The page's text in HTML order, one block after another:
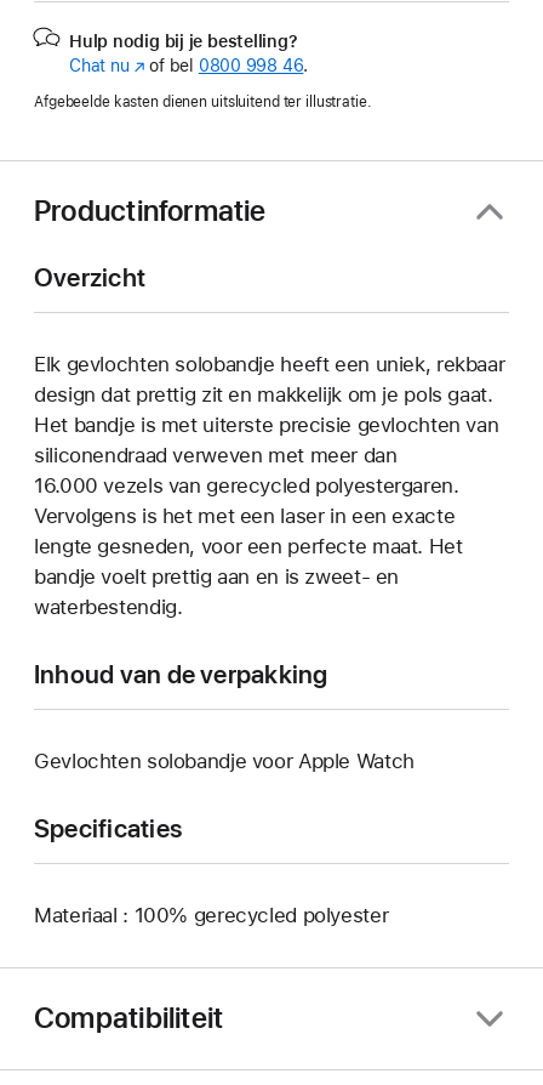
Hulp nodig bij je bestelling?
Chat nu (Wordt
nieuw
geopend)
of bel 0800 998 46.
Afgebeelde kasten dienen uitsluitend ter illustratie.
Productinformatie
Overzicht
Elk gevlochten solobandje heeft een uniek, rekbaar
design dat prettig zit en makkelijk om je pols gaat.
Het bandje is met uiterste precisie gevlochten van
siliconendraad verweven met meer dan
16.000 vezels van gerecycled polyestergaren.
Vervolgens is het met een laser in een exacte
lengte gesneden, voor een perfecte maat. Het
bandje voelt prettig aan en is zweet- en
waterbestendig.
Inhoud van de verpakking
Gevlochten solobandje voor Apple Watch
Specificaties
Materiaal : 100% gerecycled polyester
Compatibiliteit